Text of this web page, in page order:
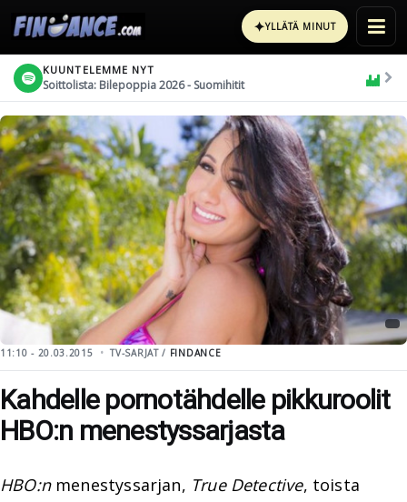
✦YLLÄTÄ MINUT
KUUNTELEMME NYT
Soittolista: Bilepoppia 2026 - Suomihitit
11:10 - 20.03.2015 TV-SARJAT / FINDANCE
Kahdelle pornotähdelle pikkuroolit
HBO:n menestyssarjasta
HBO:nmenestyssarjan, True Detective, toista